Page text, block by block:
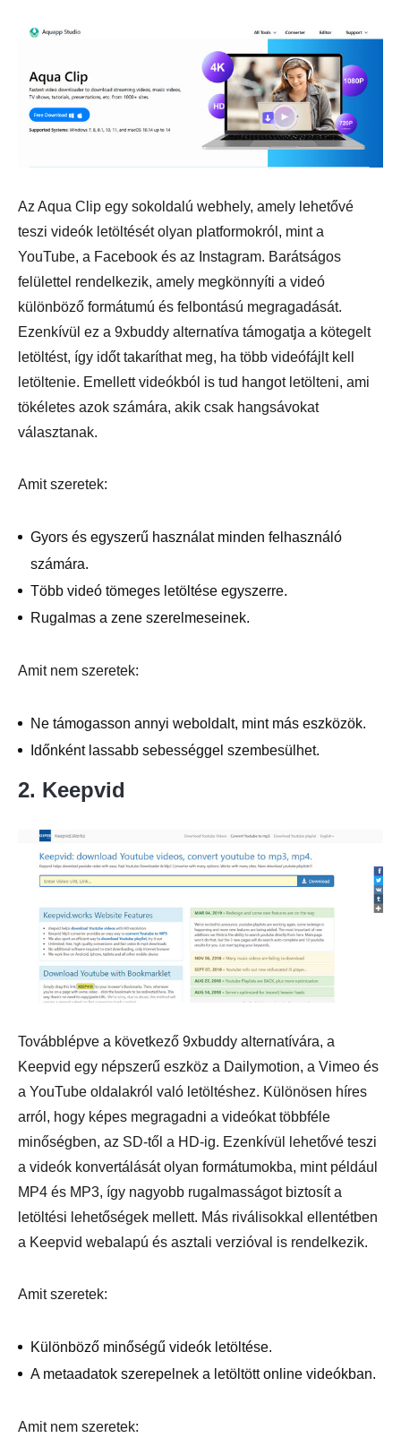
Az Aqua Clip egy sokoldalú webhely, amely lehetővé
teszi videók letöltését olyan platformokról, mint a
YouTube, a Facebook és az Instagram. Barátságos
felülettel rendelkezik, amely megkönnyíti a videó
különböző formátumú és felbontású megragadását.
Ezenkívül ez a 9xbuddy alternatíva támogatja a kötegelt
letöltést, így időt takaríthat meg, ha több videófájlt kell
letöltenie. Emellett videókból is tud hangot letölteni, ami
tökéletes azok számára, akik csak hangsávokat
választanak.
Amit szeretek:
Gyors és egyszerű használat minden felhasználó
számára.
Több videó tömeges letöltése egyszerre.
Rugalmas a zene szerelmeseinek.
Amit nem szeretek:
Ne támogasson annyi weboldalt, mint más eszközök.
Időnként lassabb sebességgel szembesülhet.
2. Keepvid
Továbblépve a következő 9xbuddy alternatívára, a
Keepvid egy népszerű eszköz a Dailymotion, a Vimeo és
a YouTube oldalakról való letöltéshez. Különösen híres
arról, hogy képes megragadni a videókat többféle
minőségben, az SD-től a HD-ig. Ezenkívül lehetővé teszi
a videók konvertálását olyan formátumokba, mint például
MP4 és MP3, így nagyobb rugalmasságot biztosít a
letöltési lehetőségek mellett. Más riválisokkal ellentétben
a Keepvid webalapú és asztali verzióval is rendelkezik.
Amit szeretek:
Különböző minőségű videók letöltése.
A metaadatok szerepelnek a letöltött online videókban.
Amit nem szeretek: